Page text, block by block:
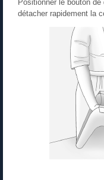
Positionner le bouton
détacher rapidement la